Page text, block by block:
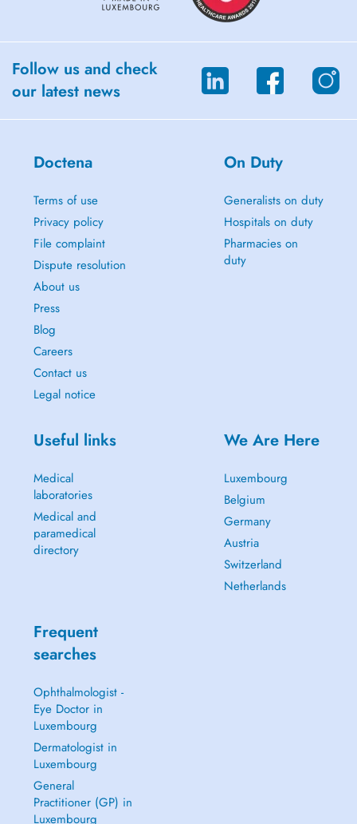
Follow us and check
our latest news
Doctena
Terms of use
Privacy policy
File complaint
Dispute resolution
About us
Press
Blog
Careers
Contact us
Legal notice
On Duty
Generalists on duty
Hospitals on duty
Pharmacies on
duty
Useful links
Medical
laboratories
Medical and
paramedical
directory
We Are Here
Luxembourg
Belgium
Germany
Austria
Switzerland
Netherlands
Frequent
searches
Ophthalmologist -
Eye Doctor in
Luxembourg
Dermatologist in
Luxembourg
General
Practitioner (GP) in
Luxembourg